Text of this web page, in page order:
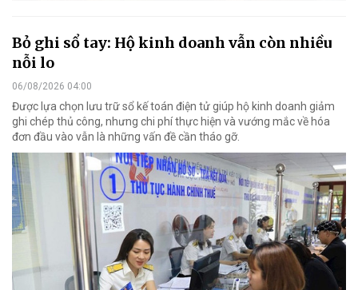
Bỏ ghi sổ tay: Hộ kinh doanh vẫn còn nhiều
nỗi lo
06/08/2026 04:00
Được lựa chọn lưu trữ sổ kế toán điện tử giúp hộ kinh doanh giảm
ghi chép thủ công, nhưng chi phí thực hiện và vướng mắc về hóa
đơn đầu vào vẫn là những vấn đề cần tháo gỡ.